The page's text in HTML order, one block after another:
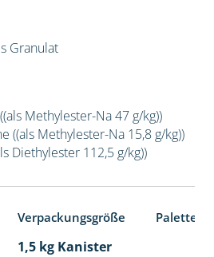
Granulat
Methylester-Na 47 g/kg))
((als Methylester-Na 15,8 g/kg))
Diethylester 112,5 g/kg))
Verpackungsgröße
1,5 kg Kanister